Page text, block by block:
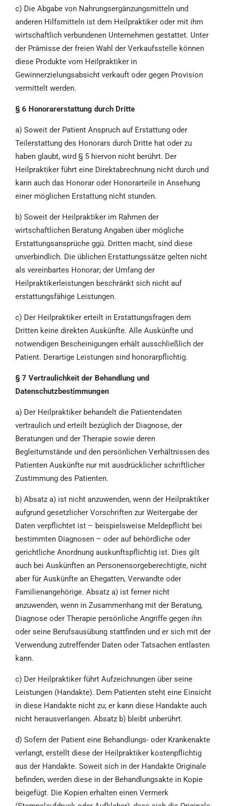
c) Die Abgabe von Nahrungsergänzungsmitteln und
anderen Hilfsmitteln ist dem Heilpraktiker oder mit ihm
wirtschaftlich verbundenen Unternehmen gestattet. Unter
der Prämisse der freien Wahl der Verkaufsstelle können
diese Produkte vom Heilpraktiker in
Gewinnerzielungsabsicht verkauft oder gegen Provision
vermittelt werden.
§ 6 Honorarerstattung durch Dritte
a) Soweit der Patient Anspruch auf Erstattung oder
Teilerstattung des Honorars durch Dritte hat oder zu
haben glaubt, wird § 5 hiervon nicht berührt. Der
Heilpraktiker führt eine Direktabrechnung nicht durch und
kann auch das Honorar oder Honorarteile in Ansehung
einer möglichen Erstattung nicht stunden.
b) Soweit der Heilpraktiker im Rahmen der
wirtschaftlichen Beratung Angaben über mögliche
Erstattungsansprüche ggü. Dritten macht, sind diese
unverbindlich. Die üblichen Erstattungssätze gelten nicht
als vereinbartes Honorar; der Umfang der
Heilpraktikerleistungen beschränkt sich nicht auf
erstattungsfähige Leistungen.
c) Der Heilpraktiker erteilt in Erstattungsfragen dem
Dritten keine direkten Auskünfte. Alle Auskünfte und
notwendigen Bescheinigungen erhält ausschließlich der
Patient. Derartige Leistungen sind honorarpflichtig.
§ 7 Vertraulichkeit der Behandlung und
Datenschutzbestimmungen
a) Der Heilpraktiker behandelt die Patientendaten
vertraulich und erteilt bezüglich der Diagnose, der
Beratungen und der Therapie sowie deren
Begleitumstände und den persönlichen Verhältnissen des
Patienten Auskünfte nur mit ausdrücklicher schriftlicher
Zustimmung des Patienten.
b) Absatz a) ist nicht anzuwenden, wenn der Heilpraktiker
aufgrund gesetzlicher Vorschriften zur Weitergabe der
Daten verpflichtet ist – beispielsweise Meldepflicht bei
bestimmten Diagnosen – oder auf behördliche oder
gerichtliche Anordnung auskunftspflichtig ist. Dies gilt
auch bei Auskünften an Personensorgeberechtigte, nicht
aber für Auskünfte an Ehegatten, Verwandte oder
Familienangehörige. Absatz a) ist ferner nicht
anzuwenden, wenn in Zusammenhang mit der Beratung,
Diagnose oder Therapie persönliche Angriffe gegen ihn
oder seine Berufsausübung stattfinden und er sich mit der
Verwendung zutreffender Daten oder Tatsachen entlasten
kann.
c) Der Heilpraktiker führt Aufzeichnungen über seine
Leistungen (Handakte). Dem Patienten steht eine Einsicht
in diese Handakte nicht zu; er kann diese Handakte auch
nicht herausverlangen. Absatz b) bleibt unberührt.
d) Sofern der Patient eine Behandlungs- oder Krankenakte
verlangt, erstellt diese der Heilpraktiker kostenpflichtig
aus der Handakte. Soweit sich in der Handakte Originale
befinden, werden diese in der Behandlungsakte in Kopie
beigefügt. Die Kopien erhalten einen Vermerk